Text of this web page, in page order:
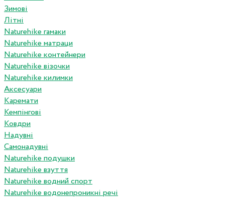
Зимові
Літні
Naturehike гамаки
Naturehike матраци
Naturehike контейнери
Naturehike візочки
Naturehike килимки
Аксесуари
Каремати
Кемпінгові
Ковдри
Надувні
Самонадувні
Naturehike подушки
Naturehike взуття
Naturehike водний спорт
Naturehike водонепроникні речі